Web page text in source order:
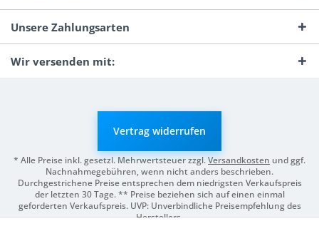
Unsere Zahlungsarten
Wir versenden mit:
Vertrag widerrufen
* Alle Preise inkl. gesetzl. Mehrwertsteuer zzgl.Versandkosten und ggf.
Nachnahmegebühren, wenn nicht anders beschrieben.
Durchgestrichene Preise entsprechen dem niedrigsten Verkaufspreis
der letzten 30 Tage. ** Preise beziehen sich auf einen einmal
geforderten Verkaufspreis. UVP: Unverbindliche Preisempfehlung des
Herstellers.